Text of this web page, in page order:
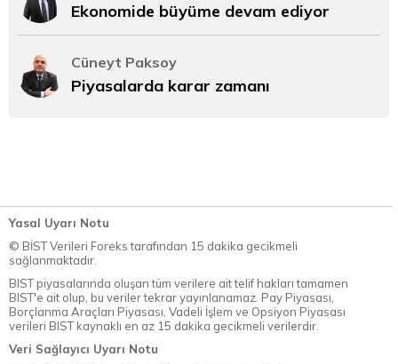
Ekonomide büyüme devam ediyor
Cüneyt Paksoy
Piyasalarda karar zamanı
Yasal Uyarı Notu
© BİST Verileri Foreks tarafından 15 dakika gecikmeli
sağlanmaktadır.
BIST piyasalarında oluşan tüm verilere ait telif hakları tamamen
BIST'e ait olup, bu veriler tekrar yayınlanamaz. Pay Piyasası,
Borçlanma Araçları Piyasası, Vadeli İşlem ve Opsiyon Piyasası
verileri BIST kaynaklı en az 15 dakika gecikmeli verilerdir.
Veri Sağlayıcı Uyarı Notu